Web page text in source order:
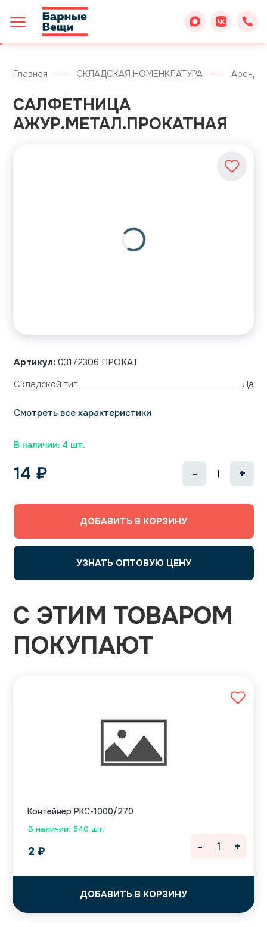
Главная СКЛАДСКАЯ НОМЕНКЛАТУРА Аренда
САЛФЕТНИЦА
АЖУР.МЕТАЛ.ПРОКАТНАЯ
Артикул: 03172306 ПРОКАТ
Складской тип
Да
Смотреть все характеристики
В наличии: 4 шт.
14 ₽ - +
ДОБАВИТЬ В КОРЗИНУ
УЗНАТЬ ОПТОВУЮ ЦЕНУ
С ЭТИМ ТОВАРОМ
ПОКУПАЮТ
В наличии: 540 шт.
Контейнер РКС-1000/270
2 ₽
ДОБАВИТЬ В КОРЗИНУ
- +